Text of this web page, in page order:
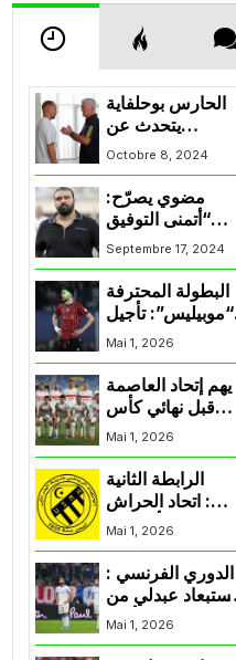
الحارس بوحلفاية
يتحدث عن
طموحاته مع
المنتخب و شباب
قسنطينة
Octobre 8, 2024
مضوي يصرّح:
“أتمنى التوفيق
لممثلي الكرة
الجزائرية في
Septembre 17, 2024
البطولة المحترفة
“موبيليس”: تأجيل
مباراة إتحاد
العاصمة وأتلتيك
بارادو
Mai 1, 2026
يهم إتحاد العاصمة
قبل نهائي كأس
اكاف : الزمالك
يسقط بثلاثية أمام
Mai 1, 2026
الرابطة الثانية
: اتحاد الحراش
يحسم التأهل إلى
“البلاي أوف”
Mai 1, 2026
الدوري الفرنسي :
استبعاد عبدلي من
قائمة مرسيليا أمام
Mai 1, 2026